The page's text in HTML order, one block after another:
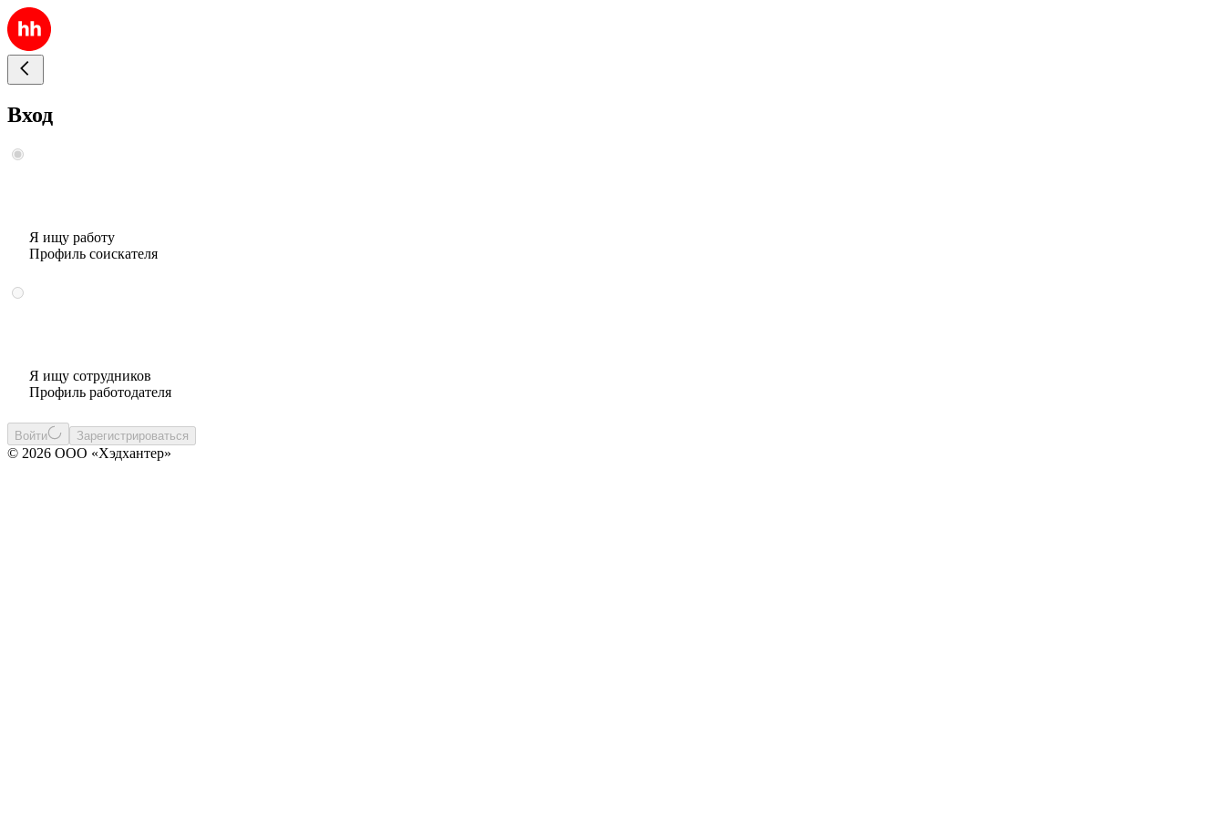
Вход
Я ищу работу
Профиль соискателя
Я ищу сотрудников
Профиль работодателя
Войти Зарегистрироваться
© 2026 ООО «Хэдхантер»